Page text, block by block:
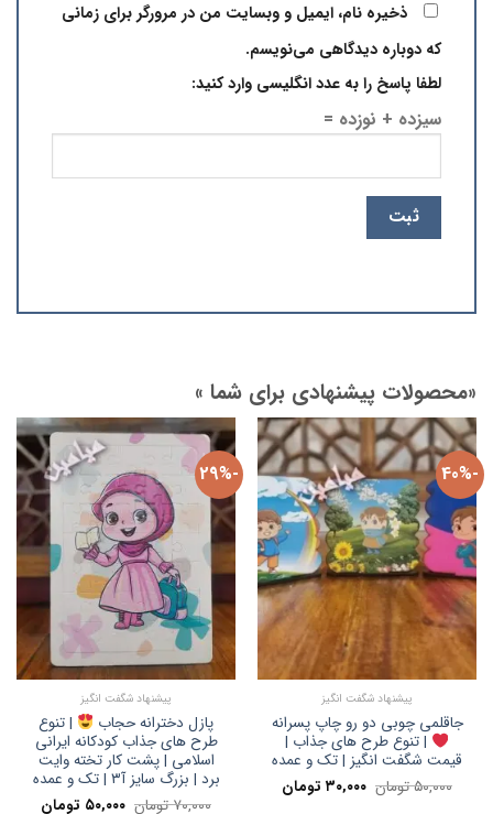
ذخیره نام، ایمیل و وبسایت من در مرورگر برای زمانی
که دوباره دیدگاهی می‌نویسم.
لطفا پاسخ را به عدد انگلیسی وارد کنید:
سیزده + نوزده =
«محصولات پیشنهادی برای شما »
-40%
پیشنهاد شگفت انگیز
جاقلمی چوبی دو رو چاپ پسرانه
| تنوع طرح های جذاب |
قیمت شگفت انگیز | تک و عمده
۵۰,۰۰۰تومان قیمت
اصلی:
۳۰,۰۰۰ تومان
-29%
پیشنهاد شگفت انگیز
پازل دخترانه حجاب
| تنوع
طرح های جذاب کودکانه ایرانی
اسلامی | پشت کار تخته وایت
برد | بزرگ سایز آ۳ | تک و عمده
۷۰,۰۰۰تومان قیمت
۵۰,۰۰۰ تومان